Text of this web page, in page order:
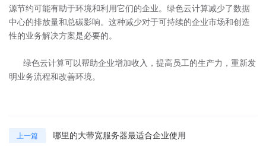
源节约可能有助于环境和利用它们的企业。绿色云计算减少了数据
中心的排放量和总碳影响。这种减少对于可持续的企业市场和创造
性的业务解决方案是必要的。
绿色云计算可以帮助企业增加收入，提高员工的生产力，重新发
明业务流程和改善环境。
上一篇 哪里的大带宽服务器最适合企业使用